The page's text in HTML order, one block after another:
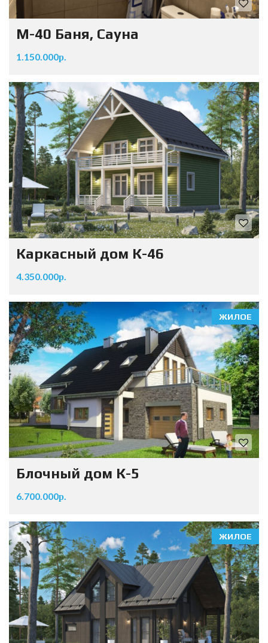
М-40 Баня, Сауна
1.150.000р.
Каркасный дом К-46
4.350.000р.
ЖИЛОЕ
Блочный дом К-5
6.700.000р.
ЖИЛОЕ